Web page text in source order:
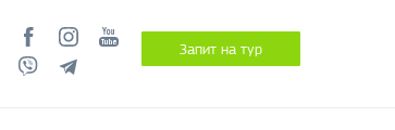
Запит на тур